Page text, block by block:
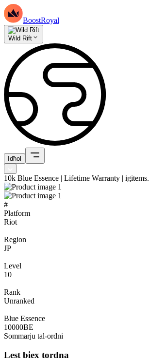
BoostRoyal
Wild Rift
Idħol
10k Blue Essence | Lifetime Warranty | igitems.
#
Platform
Riot
Region
JP
Level
10
Rank
Unranked
Blue Essence
10000BE
Sommarju tal-ordni
Lest biex tordna